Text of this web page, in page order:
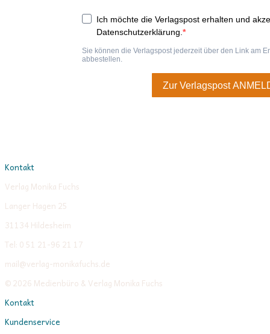
Kontakt
Verlag Monika Fuchs
Langer Hagen 25
31134 Hildesheim
Tel: 0 51 21-96 21 17
mail@verlag-monikafuchs.de
© 2026 Medienbüro & Verlag Monika Fuchs
Kontakt
Kundenservice